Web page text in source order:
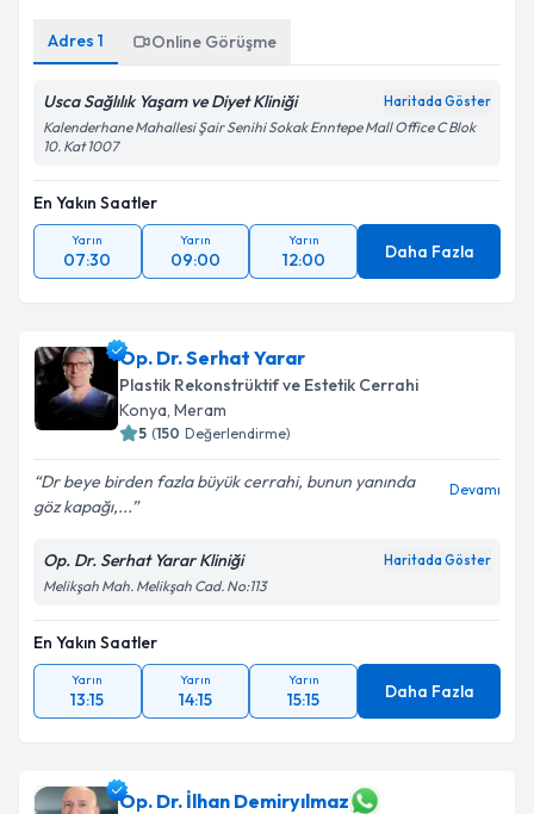
Adres 1 Online Görüşme
Usca Sağlılık Yaşam ve Diyet Kliniği Haritada Göster
Kalenderhane Mahallesi Şair Senihi Sokak Enntepe Mall Office C Blok
10. Kat 1007
En Yakın Saatler
Yarın
07:30
Yarın
09:00
Yarın
12:00 Daha Fazla
Op. Dr. Serhat Yarar
Plastik Rekonstrüktif ve Estetik Cerrahi
Konya, Meram
5 (150 Değerlendirme)
Dr beye birden fazla büyük cerrahi, bunun yanında
göz kapağı,...
Devamı
Op. Dr. Serhat Yarar Kliniği Haritada Göster
Melikşah Mah. Melikşah Cad. No:113
En Yakın Saatler
Yarın
13:15
Yarın
14:15
Yarın
15:15 Daha Fazla
Op. Dr. İlhan Demiryılmaz